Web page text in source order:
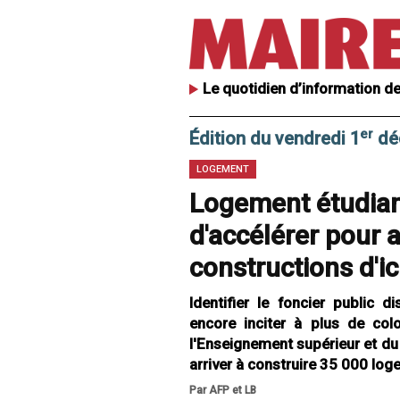
Le quotidien d’information
Édition du vendredi 1 er
LOGEMENT
Logement
d'accélérer pour
constructions
Identifier le foncier public
encore inciter à plus de
l'Enseignement supérieur et
arriver à construire 35 000
Par AFP et LB